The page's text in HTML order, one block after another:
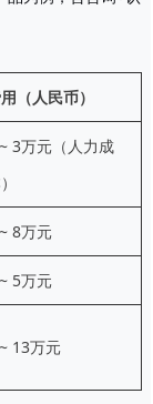
（人民币）
3万元（人力成
8万元
5万元
13万元